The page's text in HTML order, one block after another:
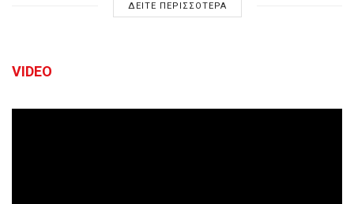
ΔΕΙΤΕ ΠΕΡΙΣΣΟΤΕΡΑ
VIDEO